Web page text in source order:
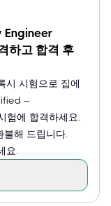
Engineer
하고 합격 후
시 시험으로 집에
–
에 합격하세요.
해 드립니다.
요.